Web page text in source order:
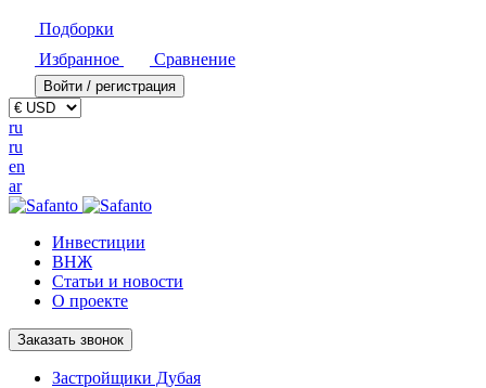
Подборки
Избранное
Сравнение
Войти / регистрация
ru
ru
en
ar
Инвестиции
ВНЖ
Статьи и новости
О проекте
Заказать звонок
Застройщики Дубая